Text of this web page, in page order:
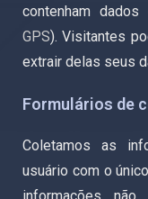
contenham
GPS). Visitantes
extrair delas seus
Formulários de
Coletamos as
usuário com o
informações não